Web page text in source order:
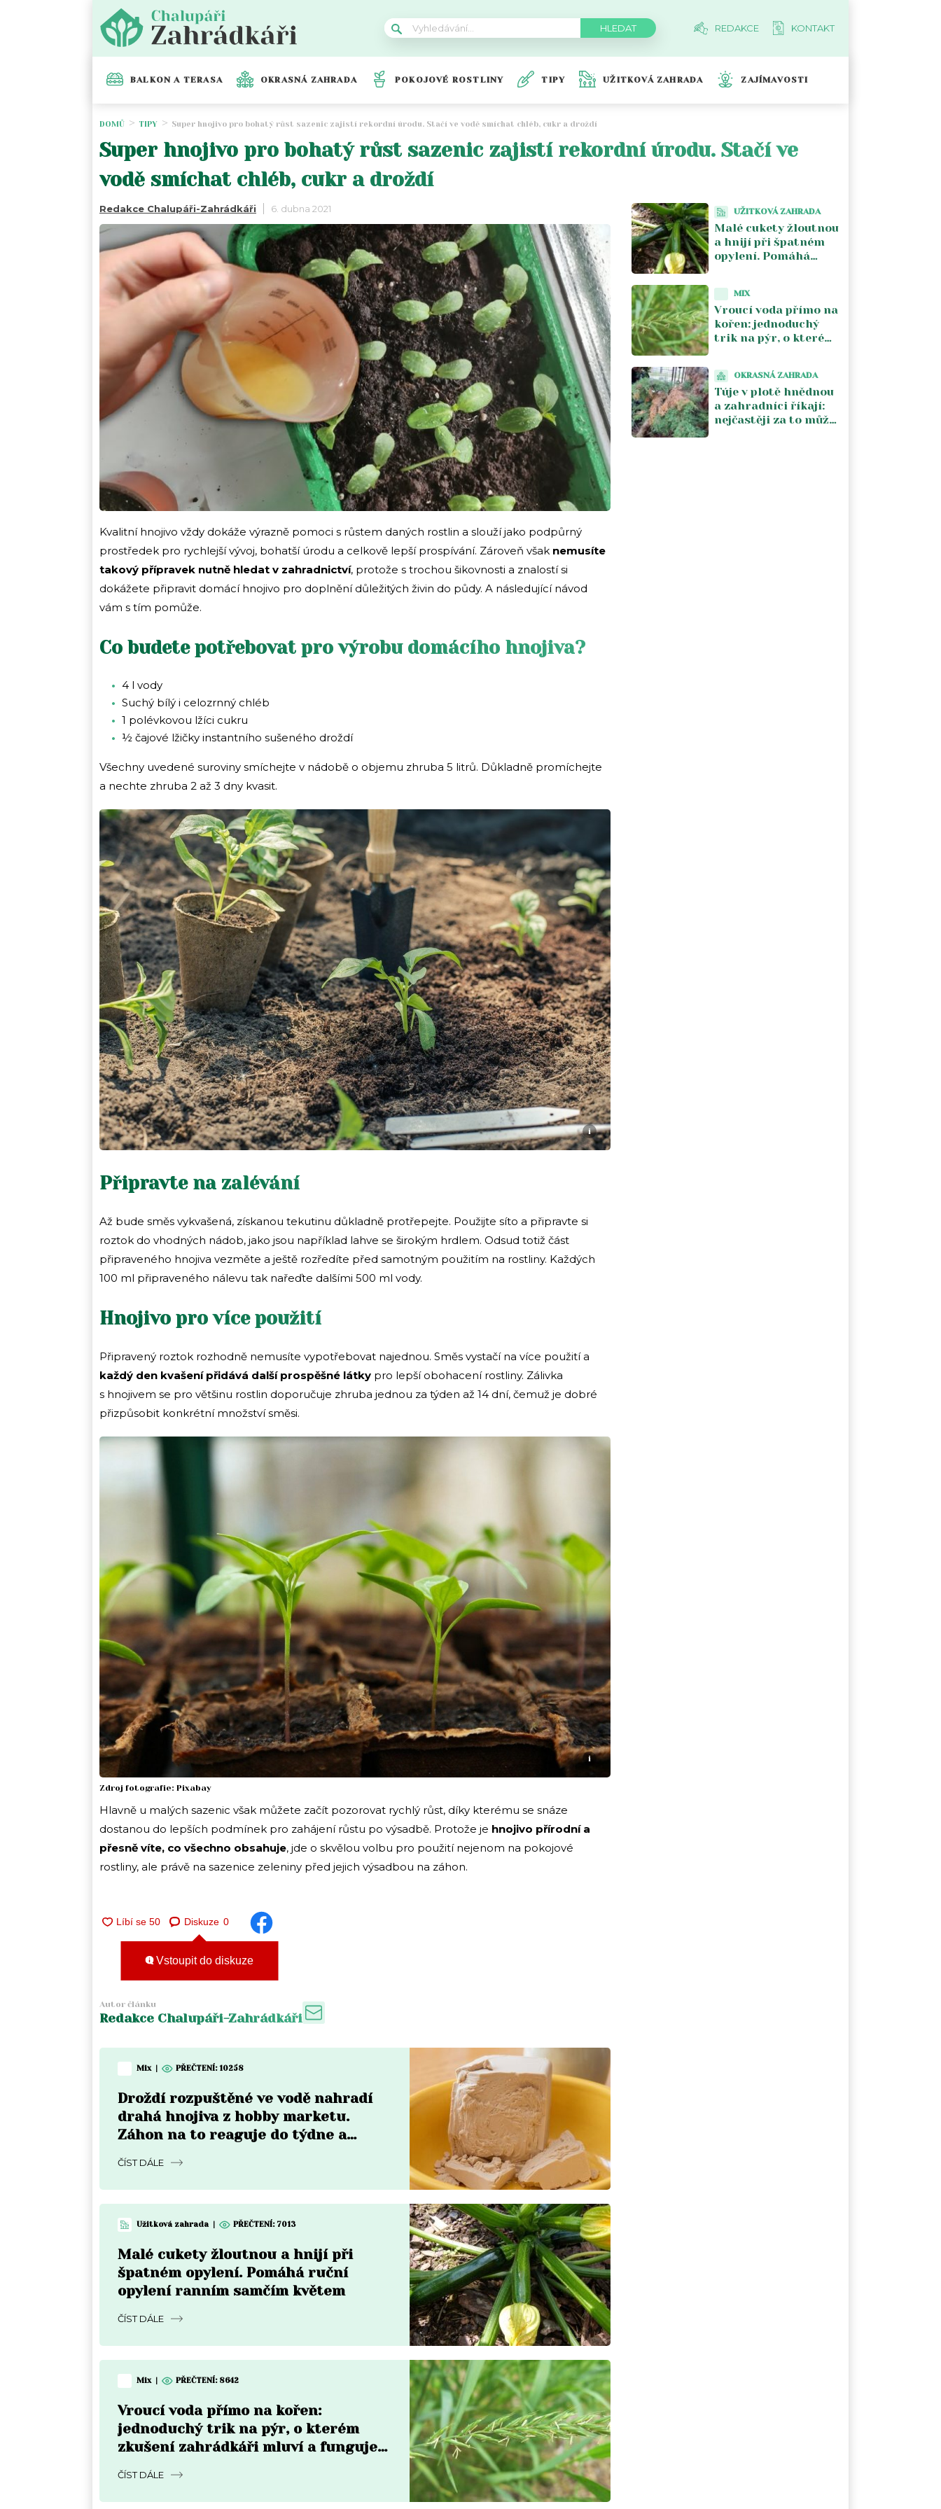
REDAKCE KONTAKT
BALKON A TERASA OKRASNÁ ZAHRADA POKOJOVÉ ROSTLINY TIPY UŽITKOVÁ ZAHRADA ZAJÍMAVOSTI
DOMŮ TIPY Super hnojivo pro bohatý růst sazenic zajistí rekordní úrodu. Stačí ve vodě smíchat chléb, cukr a droždí
Super hnojivo pro bohatý růst sazenic zajistí rekordní úrodu. Stačí ve
vodě smíchat chléb, cukr a droždí
Redakce Chalupáři-Zahrádkáři 6. dubna 2021
Kvalitní hnojivo vždy dokáže výrazně pomoci s růstem daných rostlin a slouží jako podpůrný
prostředek pro rychlejší vývoj, bohatší úrodu a celkově lepší prospívání. Zároveň však nemusíte
takový přípravek nutně hledat v zahradnictví, protože s trochou šikovnosti a znalostí si
dokážete připravit domácí hnojivo pro doplnění důležitých živin do půdy. A následující návod
vám s tím pomůže.
Co budete potřebovat pro výrobu domácího hnojiva?
4 l vody
Suchý bílý i celozrnný chléb
1 polévkovou lžíci cukru
½ čajové lžičky instantního sušeného droždí
Všechny uvedené suroviny smíchejte v nádobě o objemu zhruba 5 litrů. Důkladně promíchejte
a nechte zhruba 2 až 3 dny kvasit.
i
Připravte na zalévání
Až bude směs vykvašená, získanou tekutinu důkladně protřepejte. Použijte síto a připravte si
roztok do vhodných nádob, jako jsou například lahve se širokým hrdlem. Odsud totiž část
připraveného hnojiva vezměte a ještě rozředíte před samotným použitím na rostliny. Každých
100 ml připraveného nálevu tak nařeďte dalšími 500 ml vody.
Hnojivo pro více použití
Připravený roztok rozhodně nemusíte vypotřebovat najednou. Směs vystačí na více použití a
každý den kvašení přidává další prospěšné látky pro lepší obohacení rostliny. Zálivka
s hnojivem se pro většinu rostlin doporučuje zhruba jednou za týden až 14 dní, čemuž je dobré
přizpůsobit konkrétní množství směsi.
i
Zdroj fotografie: Pixabay
Hlavně u malých sazenic však můžete začít pozorovat rychlý růst, díky kterému se snáze
dostanou do lepších podmínek pro zahájení růstu po výsadbě. Protože je hnojivo přírodní a
přesně víte, co všechno obsahuje, jde o skvělou volbu pro použití nejenom na pokojové
rostliny, ale právě na sazenice zeleniny před jejich výsadbou na záhon.
Diskuze 0
Vstoupit do diskuze
Autor článku
Redakce Chalupáři-Zahrádkáři
Mix | PŘEČTENÍ:10258
Droždí rozpuštěné ve vodě nahradí
drahá hnojiva z hobby marketu.
Záhon na to reaguje do týdne a
ČÍST DÁLE
Užitková zahrada | PŘEČTENÍ: 7013
Malé cukety žloutnou a hnijí při
špatném opylení. Pomáhá ruční
opylení ranním samčím květem
ČÍST DÁLE
Mix | PŘEČTENÍ: 8642
Vroucí voda přímo na kořen:
jednoduchý trik na pýr, o kterém
zkušení zahrádkáři mluví a funguje
ČÍST DÁLE
UŽITKOVÁ ZAHRADA
Malé cukety žloutnou
a hnijí při špatném
opylení. Pomáhá
MIX
Vroucí voda přímo na
kořen: jednoduchý
trik na pýr, o kterém
týdneOKRASNÁ ZAHRADA
Túje v plotě hnědnou
a zahradníci říkají:
nejčastěji za to může